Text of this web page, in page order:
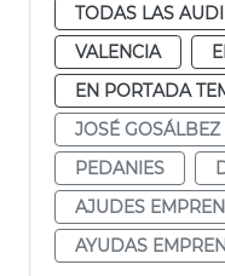
TODAS LAS
VALENCIA
EN PORTADA
JOSÉ GOSÁLBEZ
PEDANIES
AJUDES
AYUDAS